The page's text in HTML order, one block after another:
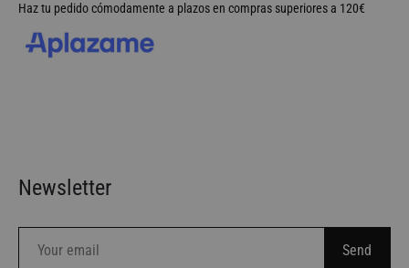
Haz tu pedido cómodamente a plazos en compras superiores a 120€
Newsletter